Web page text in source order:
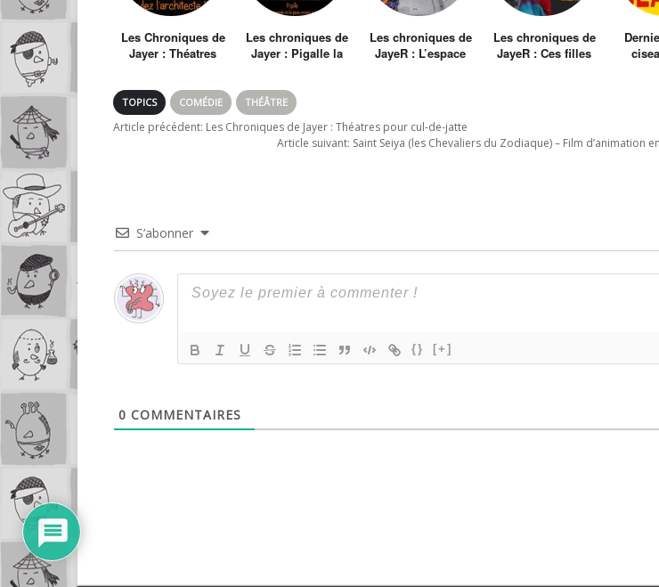
Les Chroniques de
Jayer : Théatres
Les chroniques de
Jayer : Pigalle la
Les chroniques de
JayeR : L’espace
Les chroniques de
JayeR : Ces filles
TOPICS COMÉDIE THÉÂTRE
Article précédent: Les Chroniques de Jayer : Théatres pour cul-de-jatte
Article suivant: Saint Seiya (les Chevaliers du Zodiaque) – Film d’animation
S’abonner
{} [+]
0 COMMENTAIRES